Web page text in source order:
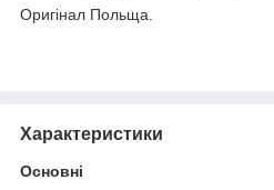
Оригінал Польща.
Характеристики
Основні